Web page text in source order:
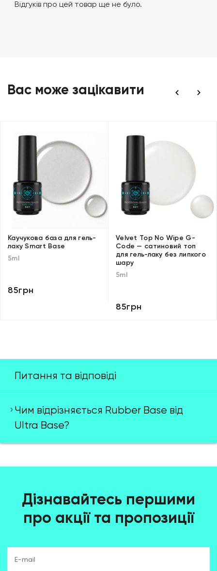
Відгуків про цей товар ще не було.
Вас може зацікавити
Каучукова база для гель-
лаку Smart Base
5ml
85грн
Velvet Top No Wipe G-
Code — сатиновий топ
для гель-лаку без липкого
шару
5ml
85грн
Питання та відповіді
Чим відрізняється Rubber Base від
Ultra Base?
Дізнавайтесь першими
про акції та пропозиції